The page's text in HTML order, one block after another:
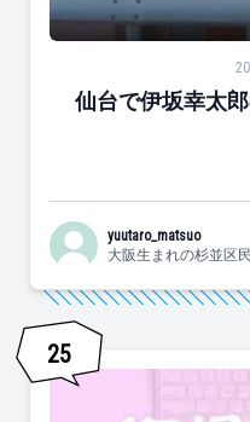
仙台で伊坂幸太
yuutaro_matsuo
大阪生まれの杉並区
25